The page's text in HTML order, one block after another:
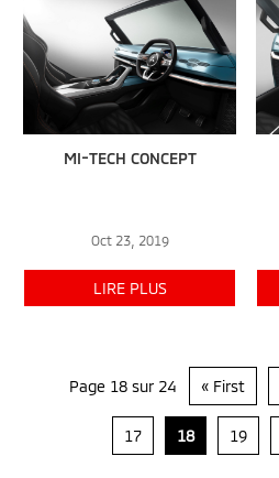
MI-TECH CONCEPT
Oct 23, 2019
LIRE PLUS
Page 18 sur 24 « First
17 18 19